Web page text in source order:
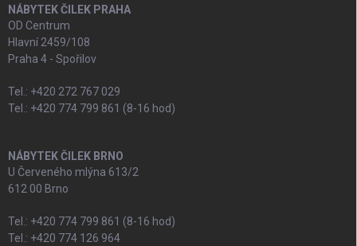
NÁBYTEK ČILEK PRAHA
OD Centrum
Hlavní 2459/108
Praha 4 - Spořilov
Tel.: +420 272 767 029
Tel.: +420 774 799 861 (8-16 hod)
NÁBYTEK ČILEK BRNO
U Červeného mlýna 613/2
612 00 Brno
Tel.: +420 774 799 861 (8-16 hod)
Tel.: +420 774 126 964